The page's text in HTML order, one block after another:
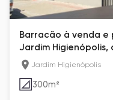
Barracão à venda e
Jardim Higienópolis,
Jardim Higienópolis
300m²